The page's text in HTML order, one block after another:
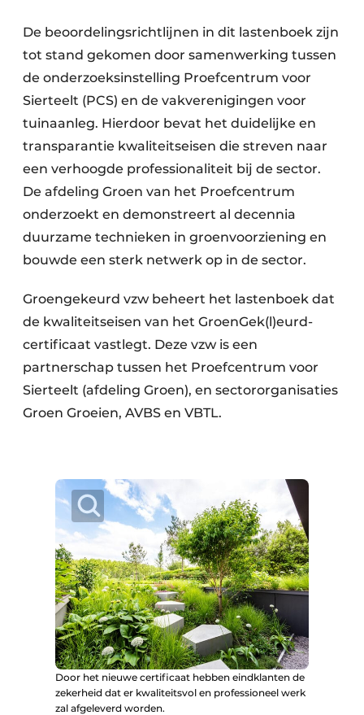
De beoordelingsrichtlijnen in dit lastenboek zijn
tot stand gekomen door samenwerking tussen
de onderzoeksinstelling Proefcentrum voor
Sierteelt (PCS) en de vakverenigingen voor
tuinaanleg. Hierdoor bevat het duidelijke en
transparantie kwaliteitseisen die streven naar
een verhoogde professionaliteit bij de sector.
De afdeling Groen van het Proefcentrum
onderzoekt en demonstreert al decennia
duurzame technieken in groenvoorziening en
bouwde een sterk netwerk op in de sector.
Groengekeurd vzw beheert het lastenboek dat
de kwaliteitseisen van het GroenGek(l)eurd-
certificaat vastlegt. Deze vzw is een
partnerschap tussen het Proefcentrum voor
Sierteelt (afdeling Groen), en sectororganisaties
Groen Groeien, AVBS en VBTL.
Door het nieuwe certificaat hebben eindklanten de
zekerheid dat er kwaliteitsvol en professioneel werk
zal afgeleverd worden.